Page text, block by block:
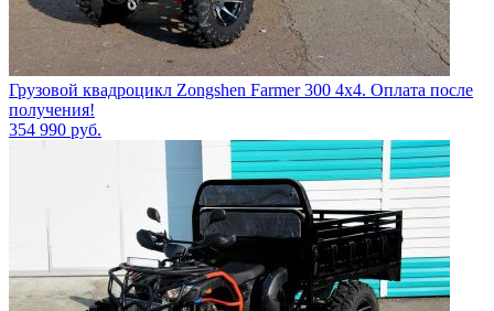
Грузовой квадроцикл Zongshen Farmer 300 4х4. Оплата после
получения!
354 990 руб.